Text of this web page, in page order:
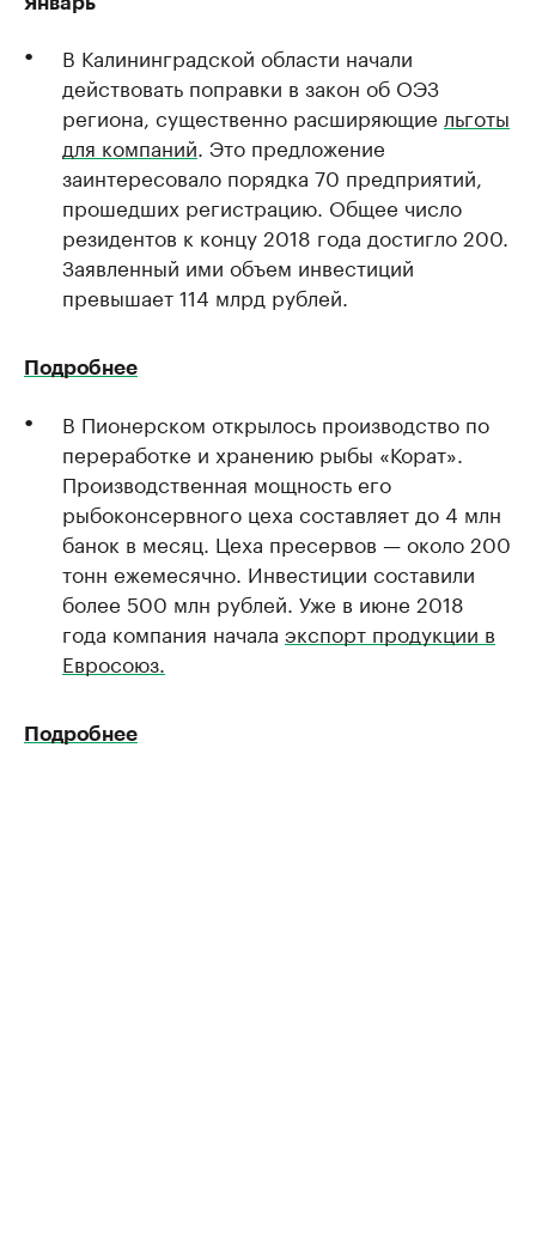
В Калининградской области начали
действовать поправки в закон об ОЭЗ
региона, существенно расширяющие льготы
для компаний . Это предложение
заинтересовало порядка 70 предприятий,
прошедших регистрацию. Общее число
резидентов к концу 2018 года достигло 200.
Заявленный ими объем инвестиций
превышает 114 млрд рублей.
Подробнее
В Пионерском открылось производство по
переработке и хранению рыбы «Корат».
Производственная мощность его
рыбоконсервного цеха составляет до 4 млн
банок в месяц. Цеха пресервов — около 200
тонн ежемесячно. Инвестиции составили
более 500 млн рублей. Уже в июне 2018
года компания начала экспорт продукции в
Евросоюз.
Подробнее